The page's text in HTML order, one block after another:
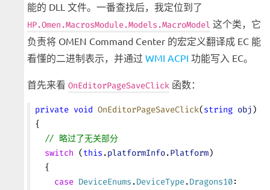
能的 DLL 文件。一番查找后，我定位到了
HP.Omen.MacrosModule.Models.MacroModel 这个类，它
负责将 OMEN Command Center 的宏定义翻译成 EC 能
看懂的二进制表示，并通过 WMI ACPI 功能写入 EC。
首先来看 OnEditorPageSaveClick 函数：
private void OnEditorPageSaveClick(string obj)
{
  // 略过了无关部分
  switch
(this .platformInfo.Platform)
  {
    case
DeviceEnums .DeviceType.Dragons10: